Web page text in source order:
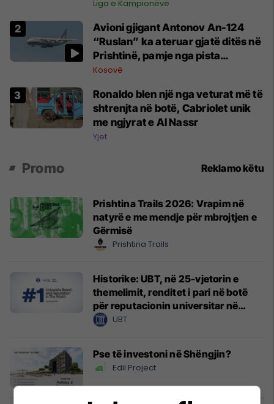
majtë?
Liga e Kampionëve
Avioni gjigant Antonov An-124
“Ruslan” ka ateruar gjatë ditës në
Prishtinë, pamje nga pista
publikohen edhe në rrjete sociale
Kosovë
Ronaldo blen një nga veturat më të
shtrenjta në botë, Cabriolet unik
me ngjyrat e Al Nassr
Yjet
Promo Reklamo këtu
Prishtina Trails 2026: Vrapim në
natyrë e me mendje për mbrojtjen e
Gërmisë
Prishtina Trails
Historike: UBT, në 25-vjetorin e
themelimit, renditet i pari në botë
për reputacionin universitar në
WURI 2026
UBT
Pse të investoni në Shëngjin?
Edil Project